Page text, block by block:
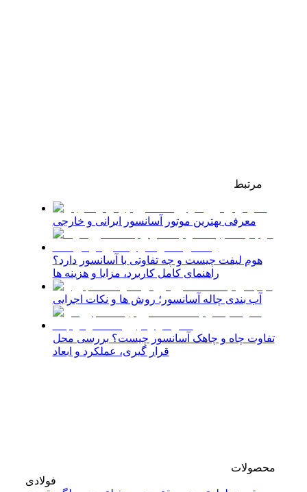
مرتبط
معرفی بهترین موتور آسانسور ایرانی و خارجی
هوم لیفت چیست و چه تفاوتی با آسانسور دارد؟
راهنمای کامل کاربرد، مزایا و هزینه ها
آب بندی چاله آسانسور؛ روش ها و نکات اجرایی
تفاوت چاه و چاهک آسانسور چیست؟ بررسی محل
قرار گیری، عملکرد و ابعاد
محصولات
فولادی